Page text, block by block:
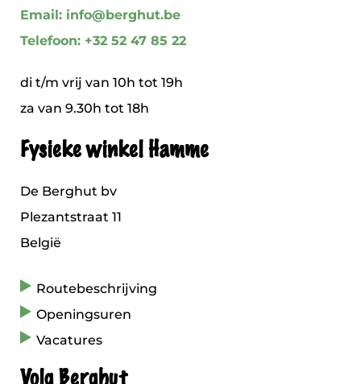
Email: info@berghut.be
Telefoon: +32 52 47 85 22
di t/m vrij van 10h tot 19h
za van 9.30h tot 18h
Fysieke winkel Hamme
De Berghut bv
Plezantstraat 11
België
Routebeschrijving
Openingsuren
Vacatures
Volg Berghut